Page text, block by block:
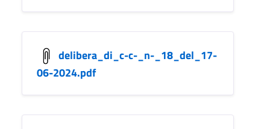
delibera_di_c-c-_n-_18_del_17-
06-2024.pdf